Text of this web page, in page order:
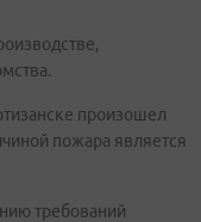
произошел
пожара является
требований